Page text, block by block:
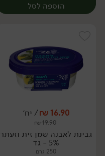
הוספה לסל
יח׳
16.90
₪/ יח׳
19.90
₪
גבינת לאבנה שמן זית וזעתר
5% - גד
250 גרם